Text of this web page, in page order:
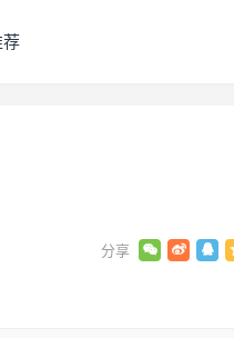
荐